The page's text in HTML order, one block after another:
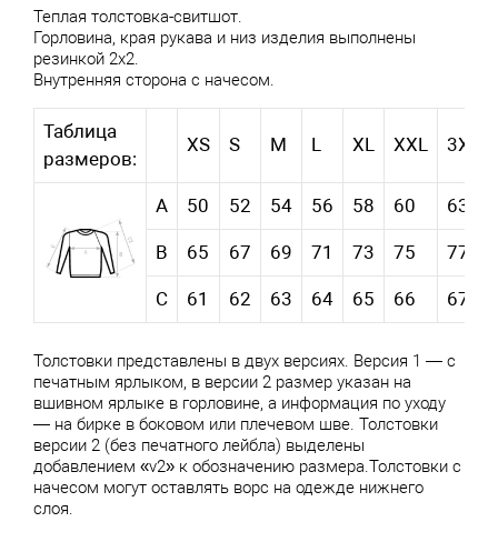
Теплая толстовка-свитшот.
Горловина, края рукава и низ изделия выполнены
резинкой 2х2.
Внутренняя сторона с начесом.
Таблица
размеров:
XS S M L XL XXL 3XL
А 50 52 54 56 58 60 63
В 65 67 69 71 73 75 77
С 61 62 63 64 65 66 67
Толстовки представлены в двух версиях. Версия 1 — с
печатным ярлыком, в версии 2 размер указан на
вшивном ярлыке в горловине, а информация по уходу
— на бирке в боковом или плечевом шве. Толстовки
версии 2 (без печатного лейбла) выделены
добавлением «v2» к обозначению размера.Толстовки с
начесом могут оставлять ворс на одежде нижнего
слоя.